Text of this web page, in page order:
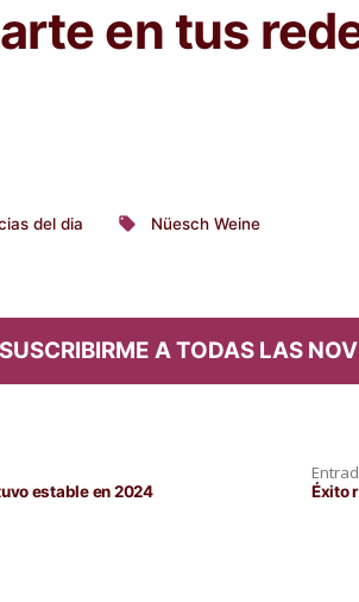
en tus
del dia
Etiquetas:
Nüesch Weine
A TODAS LAS
estable en 2024 Éxito